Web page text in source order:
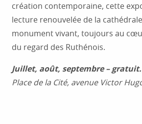
création contemporaine, cette
lecture renouvelée de la
monument vivant, toujours au
du regard des Ruthénois.
Juillet, août, septembre – gratuit.
Place de la Cité, avenue Victor